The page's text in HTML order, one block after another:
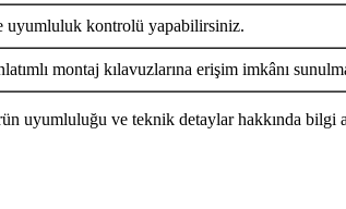
uyumluluk kontrolü yapabilirsiniz.
montaj kılavuzlarına erişim imkânı
uyumluluğu ve teknik detaylar hakkında bilgi